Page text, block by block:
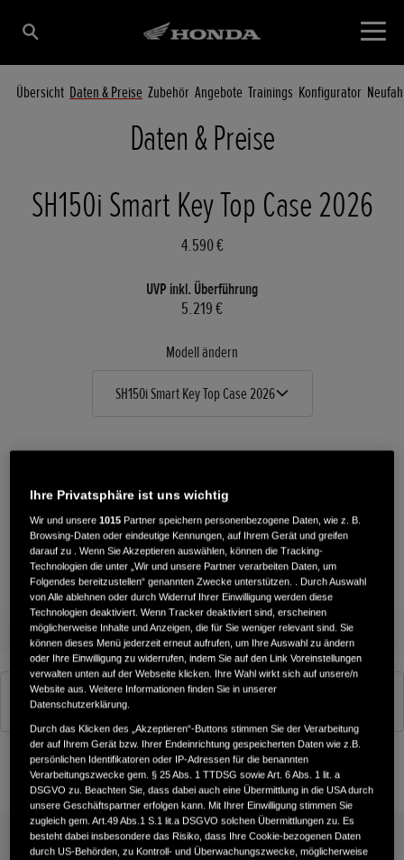
Übersicht Daten & Preise Zubehör Angebote Trainings Konfigurator
Daten & Preise
SH150i Smart Key Top Case 2026
4.590 €
UVP inkl. Überführung
5.219 €
Modell ändern
SH150i Smart Key Top Case 2026
Pearl Nightstar Black
Konfigurator
Ihre Privatsphäre ist uns wichtig
Wir und unsere1015 Partner speichern personenbezogene Daten, wie z. B.
Browsing-Daten oder eindeutige Kennungen, auf Ihrem Gerät und greifen
darauf zu . Wenn Sie Akzeptieren auswählen, können die Tracking-
Technologien die unter „Wir und unsere Partner verarbeiten Daten, um
Folgendes bereitzustellen“ genannten Zwecke unterstützen. . Durch Auswahl
von Alle ablehnen oder durch Widerruf Ihrer Einwilligung werden diese
Technologien deaktiviert. Wenn Tracker deaktiviert sind, erscheinen
möglicherweise Inhalte und Anzeigen, die für Sie weniger relevant sind. Sie
können dieses Menü jederzeit erneut aufrufen, um Ihre Auswahl zu ändern
oder Ihre Einwilligung zu widerrufen, indem Sie auf den Link Voreinstellungen
verwalten unten auf der Webseite klicken. Ihre Wahl wirkt sich auf unsere/n
Website aus. Weitere Informationen finden Sie in unserer
Datenschutzerklärung.
Durch das Klicken des „Akzeptieren“-Buttons stimmen Sie der Verarbeitung
der auf Ihrem Gerät bzw. Ihrer Endeinrichtung gespeicherten Daten wie z.B.
persönlichen Identifikatoren oder IP-Adressen für die benannten
Verarbeitungszwecke gem. § 25 Abs. 1 TTDSG sowie Art. 6 Abs. 1 lit. a
DSGVO zu. Beachten Sie, dass dabei auch eine Übermittlung in die USA durch
unsere Geschäftspartner erfolgen kann. Mit Ihrer Einwilligung stimmen Sie
zugleich gem. Art.49 Abs.1 S.1 lit.a DSGVO solchen Übermittlungen zu. Es
besteht dabei insbesondere das Risiko, dass Ihre Cookie-bezogenen Daten
durch US-Behörden, zu Kontroll- und Überwachungszwecke, möglicherweise